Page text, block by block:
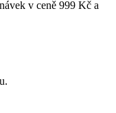
v ceně 999 Kč a